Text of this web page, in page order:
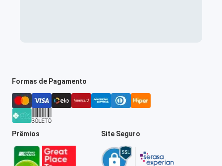
Formas de Pagamento
Prêmios Site Seguro